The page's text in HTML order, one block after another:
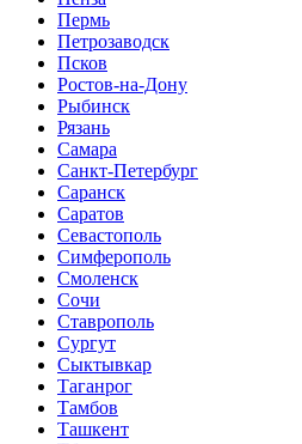
Пермь
Петрозаводск
Псков
Ростов-на-Дону
Рыбинск
Рязань
Самара
Санкт-Петербург
Саранск
Саратов
Севастополь
Симферополь
Смоленск
Сочи
Ставрополь
Сургут
Сыктывкар
Таганрог
Тамбов
Ташкент